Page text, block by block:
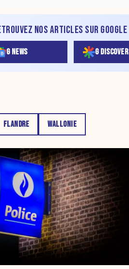
NOS ARTICLES SUR GOOGLE
G NEWS G DISCOVER
FLANDRE WALLONIE